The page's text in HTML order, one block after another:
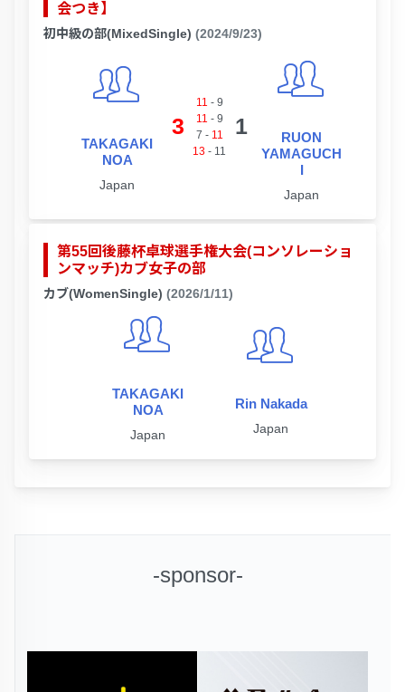
会つき】
初中級の部(MixedSingle) (2024/9/23)
TAKAGAKI
NOA
Japan
3
11 - 9
11 - 9
7 - 11
13 - 11
1
RUON
YAMAGUCH
I
Japan
第55回後藤杯卓球選手権大会(コンソレーショ
ンマッチ)カブ女子の部
カブ(WomenSingle) (2026/1/11)
TAKAGAKI
NOA
Japan
Rin Nakada
Japan
-sponsor-